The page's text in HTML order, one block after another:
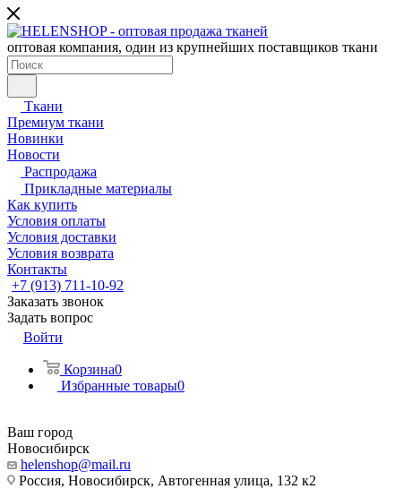
оптовая компания, один из крупнейших поставщиков ткани
Ткани
Премиум ткани
Новинки
Новости
Распродажа
Прикладные материалы
Как купить
Условия оплаты
Условия доставки
Условия возврата
Контакты
+7 (913) 711-10-92
Заказать звонок
Задать вопрос
Войти
Корзина0
Избранные товары0
Ваш город
Новосибирск
helenshop@mail.ru
Россия, Новосибирск, Автогенная улица, 132 к2